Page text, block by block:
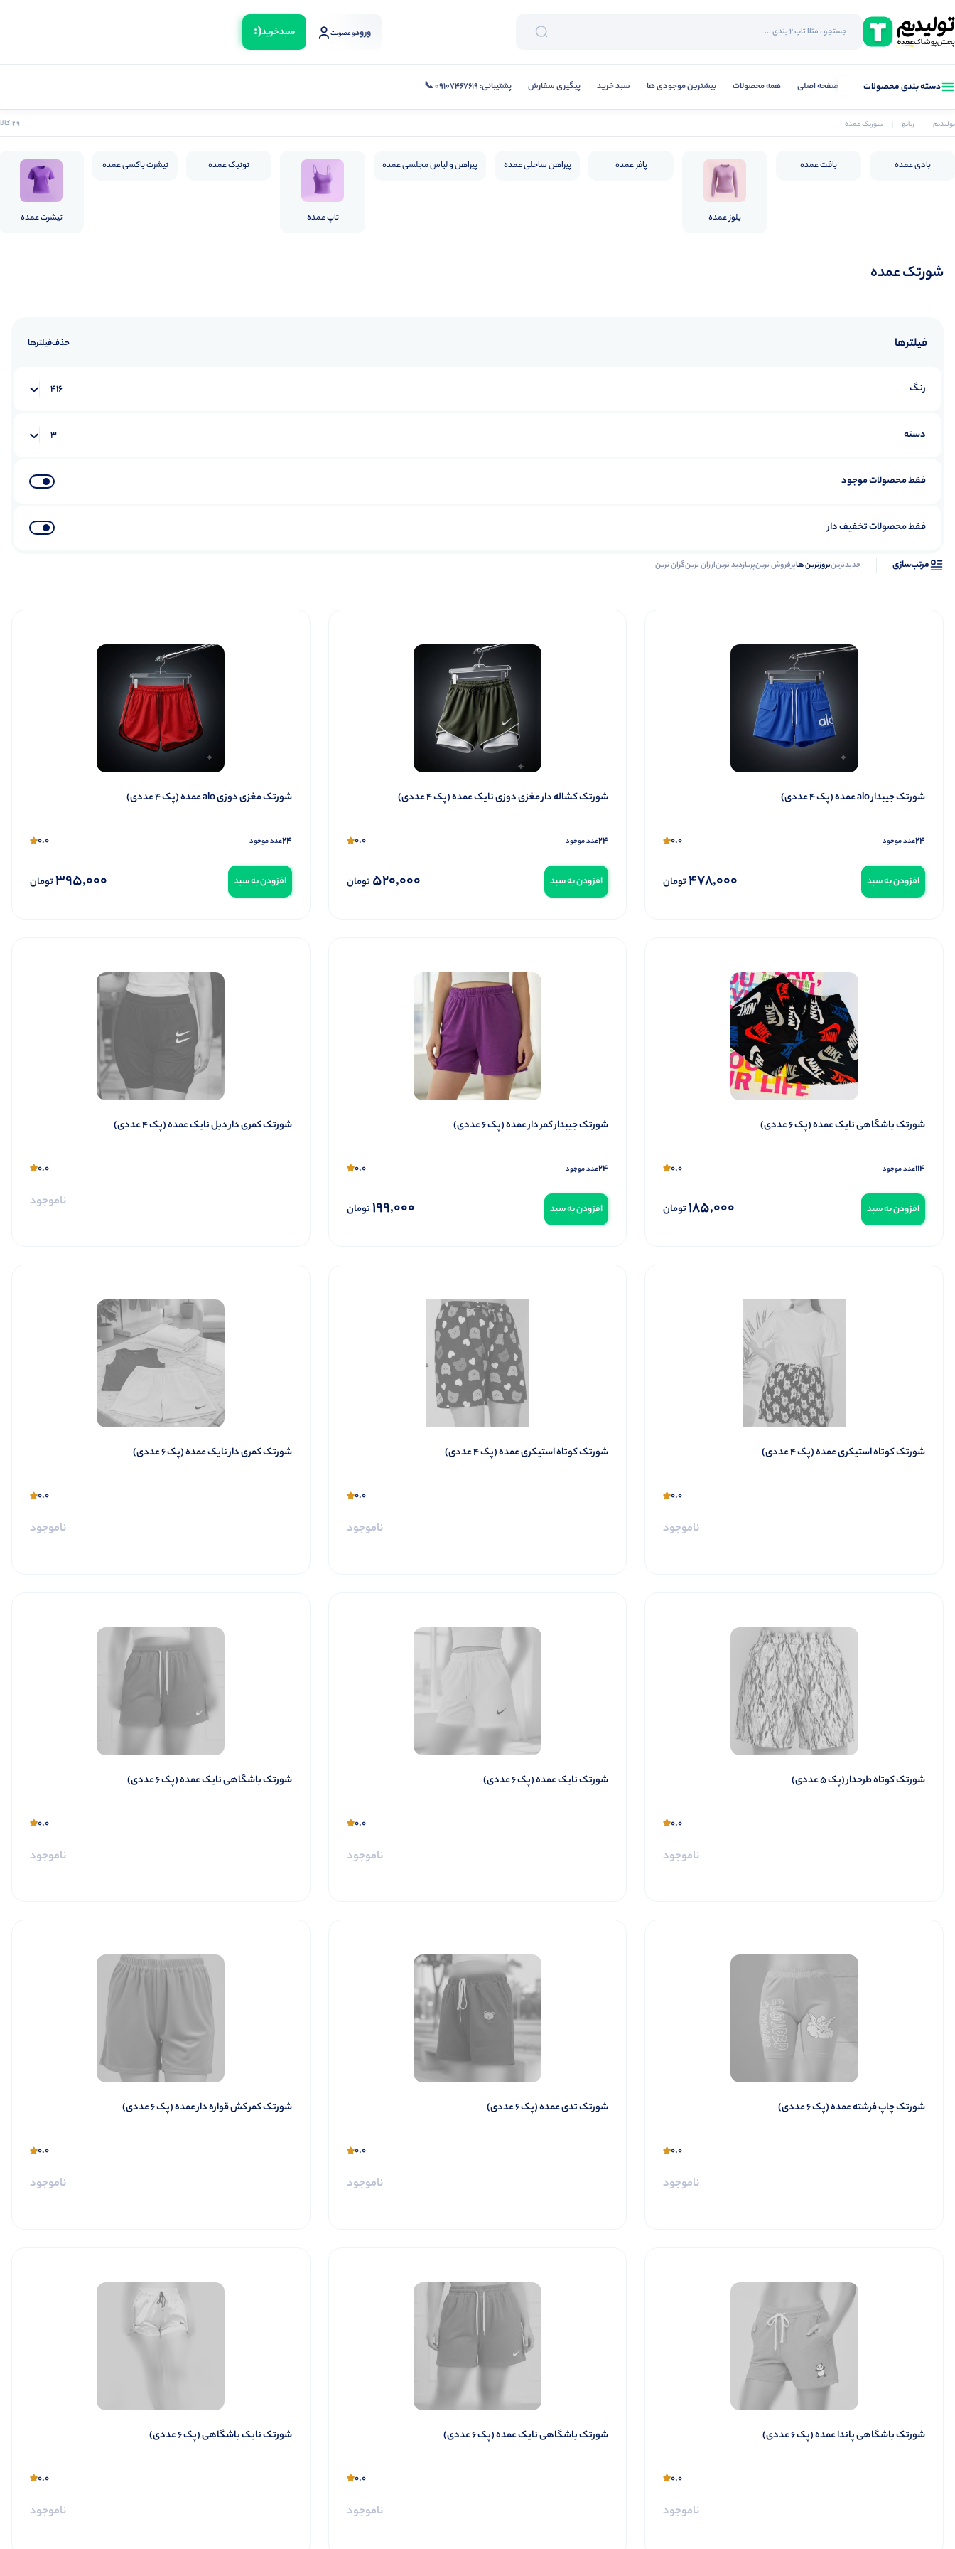
ورودو عضویت سبد‌خرید(:
دسته بندی محصولات صفحه اصلی همه محصولات بیشترین موجودی ها سبد خرید پیگیری سفارش پشتیبانی: 09107467619 📞
تولیدیم زنانه شورتک عمده 29 کالا
بادی عمده بافت عمده
بلوز عمده
پافر عمده پیراهن ساحلی عمده پیراهن و لباس مجلسی عمده
تاپ عمده
تونیک عمده تیشرت باکسی عمده
تیشرت عمده
شورتک عمده
فیلترها حذف‌فیلتر‌ها
رنگ 416
دسته 3
فقط محصولات موجود
فقط محصولات تخفیف دار
مرتب‌سازی جدیدترینبروزترین هاپرفروش ترینپربازدید ترینارزان ترینگران ترین
شورتک جیبدار alo عمده (پک 4 عددی)
24عدد موجود 0.0
افزودن به سبد 478,000تومان
شورتک کشاله دار مغزی دوزی نایک عمده (پک 4 عددی)
24عدد موجود 0.0
افزودن به سبد 520,000 تومان
شورتک مغزی دوزی alo عمده (پک 4 عددی)
24عدد موجود 0.0
افزودن به سبد 395,000تومان
شورتک باشگاهی نایک عمده (پک 6 عددی)
114عدد موجود 0.0
افزودن به سبد 185,000تومان
شورتک جیبدار کمر دار عمده (پک 6 عددی)
24عدد موجود 0.0
افزودن به سبد 199,000تومان
شورتک کمری دار دبل نایک عمده (پک 4 عددی)
0.0
ناموجود
شورتک کوتاه استیکری عمده (پک 4 عددی)
0.0
ناموجود
شورتک کوتاه استیکری عمده (پک 4 عددی)
0.0
ناموجود
شورتک کمری دار نایک عمده (پک 6 عددی)
0.0
ناموجود
شورتک کوتاه طرحدار (پک 5 عددی)
0.0
ناموجود
شورتک نایک عمده (پک 6 عددی)
0.0
ناموجود
شورتک باشگاهی نایک عمده (پک 6 عددی)
0.0
ناموجود
شورتک چاپ فرشته عمده (پک 6 عددی)
0.0
ناموجود
شورتک تدی عمده (پک 6 عددی)
0.0
ناموجود
️شورتک کمر کش قواره دار عمده (پک 6 عددی)
0.0
ناموجود
شورتک باشگاهی پاندا عمده (پک 6 عددی)
0.0
ناموجود
شورتک باشگاهی نایک عمده (پک 6 عددی)
0.0
ناموجود
شورتک نایک باشگاهی (پک 6 عددی)
0.0
ناموجود